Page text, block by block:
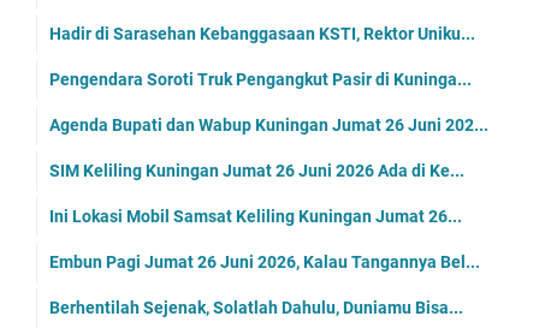
Hadir di Sarasehan Kebanggasaan KSTI, Rektor Uniku...
Pengendara Soroti Truk Pengangkut Pasir di Kuninga...
Agenda Bupati dan Wabup Kuningan Jumat 26 Juni 202...
SIM Keliling Kuningan Jumat 26 Juni 2026 Ada di Ke...
Ini Lokasi Mobil Samsat Keliling Kuningan Jumat 26...
Embun Pagi Jumat 26 Juni 2026, Kalau Tangannya Bel...
Berhentilah Sejenak, Solatlah Dahulu, Duniamu Bisa...